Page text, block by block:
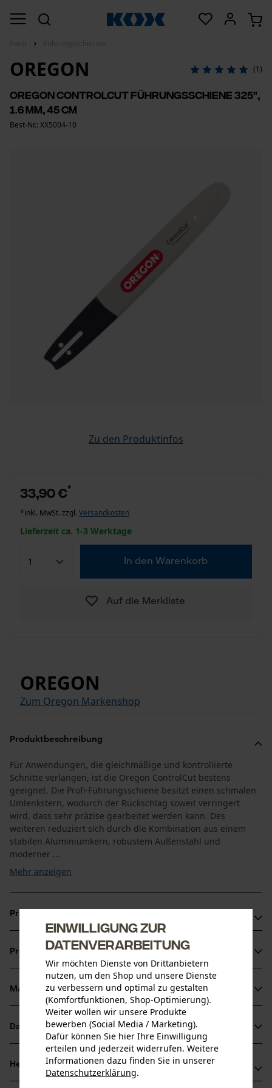
OREGON (1)
Oregon ControlCut Führungsschiene 325",
1.6 mm, 45 cm
Best-Nr.: XX5004-10
Zu den Produktinfos
33,90 €*
*inkl. MwSt. zzgl. Versandkosten
Lieferzeit ca. 1-3 Werktage
In den Warenkorb
Auf die Merkliste
OREGON
Zum Oregon Markenshop
Produktbeschreibung
Für Anwendungen, die gleichmäßige und kontrollierte
Schnitte verlangen, ist die Oregon ControlCut bestens
geeignet. Die Profi-Führungsschiene besitzt einen schmalen
Umlenkstern, wodurch der Rückschlag soweit verringert
wird, dass sehr präzise gearbeitet werden kann. Des
weiteren reduziert sich durch die Kombination aus einem
stabilen Aluminiumkern, robustem Außenstahl und
moderner ...
Mehr anzeigen
Produktvorteile
Leichter gegenüber Vollstahl-Führungsschienen
Innovativer Umlenkstern mit wartungsfreiem Lager
Produktinformationen
Produktdetails
Aktivitätstyp
Altersgruppe
Material & Pflege
Material
Hauptmaterial
Datenblätter
Herstellerdatenblatt (PDF)
Herstellerinformationen
Einwilligung zur
Datenverarbeitung
Wir möchten Dienste von Drittanbietern
nutzen, um den Shop und unsere Dienste
zu verbessern und optimal zu gestalten
(Komfortfunktionen, Shop-Optimierung).
Weiter wollen wir unsere Produkte
bewerben (Social Media / Marketing).
Dafür können Sie hier Ihre Einwilligung
erteilen und jederzeit widerrufen. Weitere
Informationen dazu finden Sie in unserer
Datenschutzerklärung.